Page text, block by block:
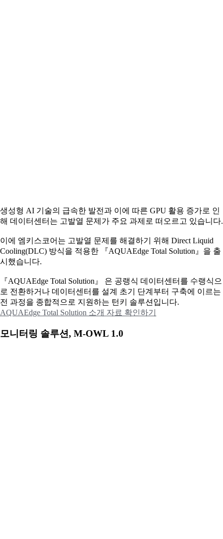
생성형 AI 기술의 급속한 발전과 이에 따른 GPU 활용 증가로 인
해 데이터센터는 고발열 문제가 주요 과제로 떠오르고 있습니다.
이에 엠키스코어는 고발열 문제를 해결하기 위해 Direct Liquid
Cooling(DLC) 방식을 적용한 『AQUAEdge Total Solution』을 출
시했습니다.
『AQUAEdge Total Solution』 은 공랭식 데이터센터를 수랭식으
로 전환하거나 데이터센터를 설계 초기 단계부터 구축에 이르는
전 과정을 종합적으로 지원하는 턴키 솔루션입니다.
AQUAEdge Total Solution 소개 자료 확인하기
모니터링 솔루션, M-OWL 1.0